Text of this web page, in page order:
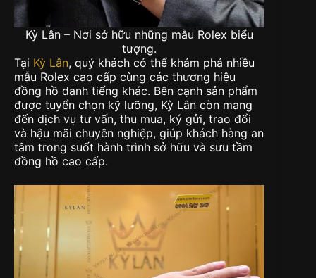
Kỳ Lân – Nơi sở hữu những mẫu Rolex biểu
tượng.
Tại Kỳ Lân, quý khách có thể khám phá nhiều
mẫu Rolex cao cấp cùng các thương hiệu
đồng hồ danh tiếng khác. Bên cạnh sản phẩm
được tuyển chọn kỹ lưỡng, Kỳ Lân còn mang
đến dịch vụ tư vấn, thu mua, ký gửi, trao đổi
và hậu mãi chuyên nghiệp, giúp khách hàng an
tâm trong suốt hành trình sở hữu và sưu tầm
đồng hồ cao cấp.